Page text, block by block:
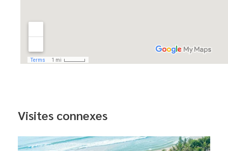
Visites connexes